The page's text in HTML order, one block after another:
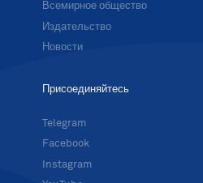
Всемирное общество
Издательство
Новости
Присоединяйтесь
Telegram
Facebook
Instagram